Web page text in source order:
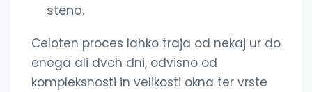
steno.
Celoten proces lahko traja od nekaj ur do
enega ali dveh dni, odvisno od
kompleksnosti in velikosti okna ter vrste